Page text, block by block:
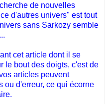
de nouvelles
d'autres univers" est tout
sans Sarkozy semble
cet article dont il se
le bout des doigts, c'est de
articles peuvent
ou d'erreur, ce qui écorne